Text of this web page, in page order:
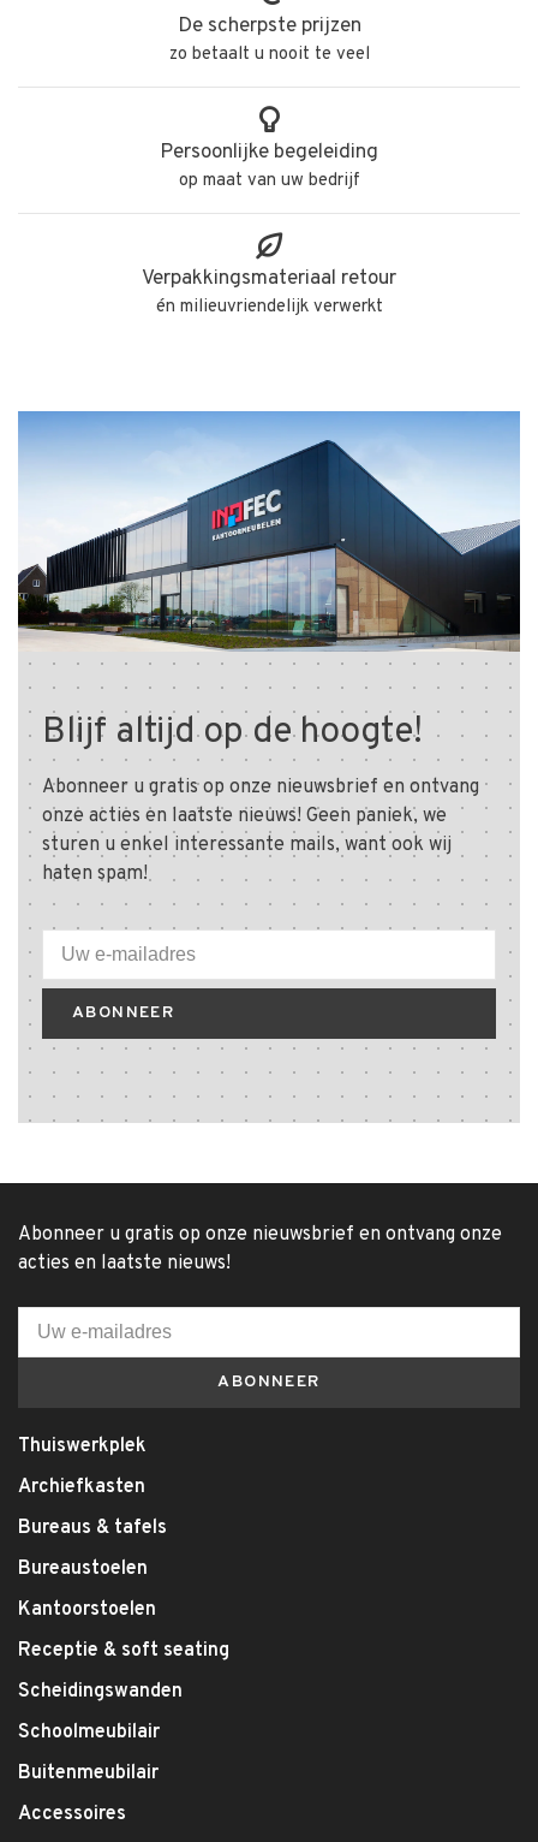
De scherpste prijzen
zo betaalt u nooit te veel
Persoonlijke begeleiding
op maat van uw bedrijf
Verpakkingsmateriaal retour
én milieuvriendelijk verwerkt
Blijf altijd op de hoogte!
Abonneer u gratis op onze nieuwsbrief en ontvang
onze acties en laatste nieuws! Geen paniek, we
sturen u enkel interessante mails, want ook wij
haten spam!
ABONNEER
Abonneer u gratis op onze nieuwsbrief en ontvang onze
acties en laatste nieuws!
ABONNEER
Thuiswerkplek
Archiefkasten
Bureaus & tafels
Bureaustoelen
Kantoorstoelen
Receptie & soft seating
Scheidingswanden
Schoolmeubilair
Buitenmeubilair
Accessoires